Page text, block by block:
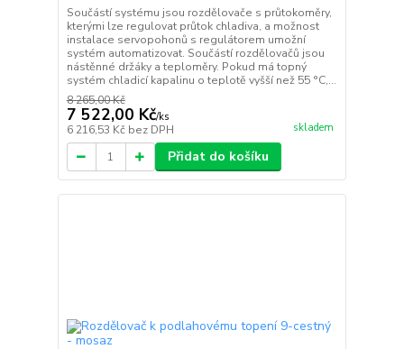
Součástí systému jsou rozdělovače s průtokoměry,
kterými lze regulovat průtok chladiva, a možnost
instalace servopohonů s regulátorem umožní
systém automatizovat. Součástí rozdělovačů jsou
nástěnné držáky a teploměry. Pokud má topný
systém chladicí kapalinu o teplotě vyšší než 55 °C,...
8 265,00 Kč
7 522,00 Kč/ks
6 216,53 Kč bez DPH skladem
Přidat do košíku